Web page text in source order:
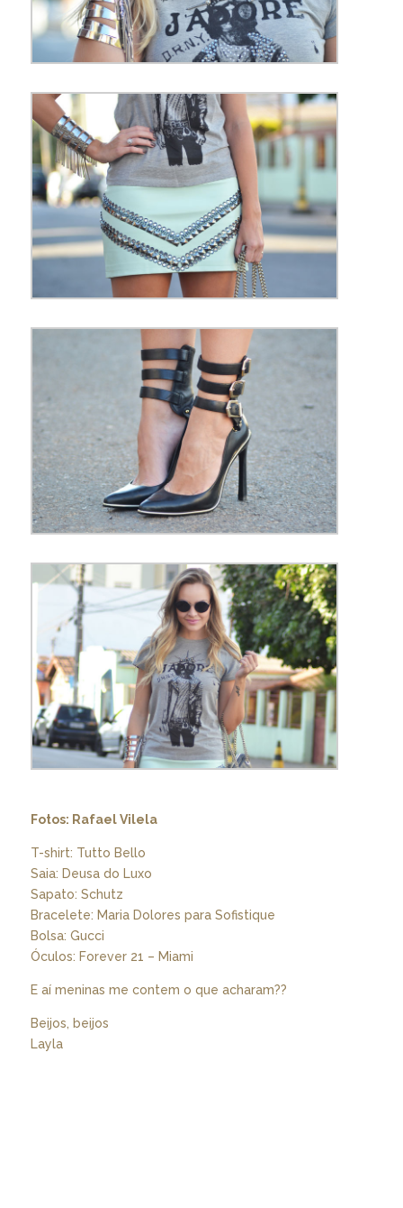
Fotos: Rafael Vilela
T-shirt: Tutto Bello
Saia: Deusa do Luxo
Sapato: Schutz
Bracelete: Maria Dolores para Sofistique
Bolsa: Gucci
Óculos: Forever 21 – Miami
E aí meninas me contem o que acharam??
Beijos, beijos
Layla